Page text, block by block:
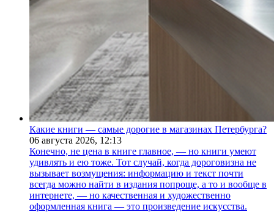
Какие книги — самые дорогие в магазинах Петербурга?
06 августа 2026, 12:13
Конечно, не цена в книге главное, — но книги умеют
удивлять и ею тоже. Тот случай, когда дороговизна не
вызывает возмущения: информацию и текст почти
всегда можно найти в издания попроще, а то и вообще в
интернете, — но качественная и художественно
оформленная книга — это произведение искусства.